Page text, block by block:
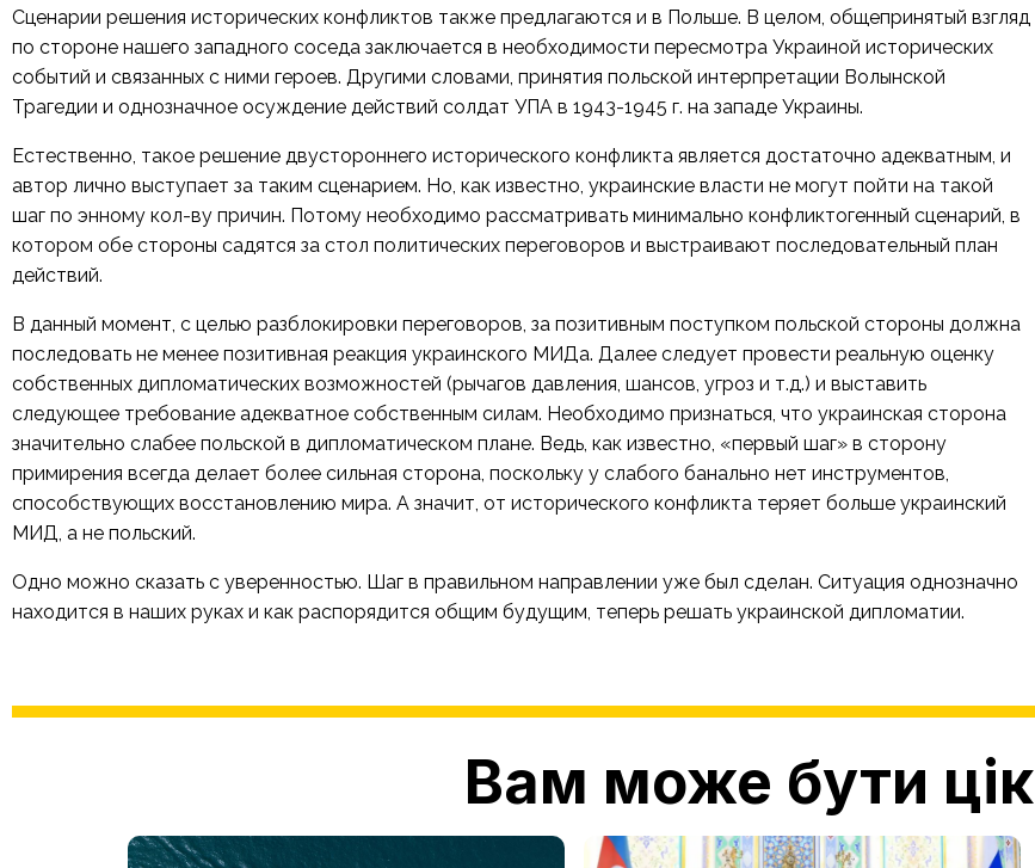
Сценарии решения исторических конфликтов также предлагаются и в Польше. В целом, общепринятый взгляд
по стороне нашего западного соседа заключается в необходимости пересмотра Украиной исторических
событий и связанных с ними героев. Другими словами, принятия польской интерпретации Волынской
Трагедии и однозначное осуждение действий солдат УПА в 1943-1945 г. на западе Украины.
Естественно, такое решение двустороннего исторического конфликта является достаточно адекватным, и
автор лично выступает за таким сценарием. Но, как известно, украинские власти не могут пойти на такой
шаг по энному кол-ву причин. Потому необходимо рассматривать минимально конфликтогенный сценарий, в
котором обе стороны садятся за стол политических переговоров и выстраивают последовательный план
действий.
В данный момент, с целью разблокировки переговоров, за позитивным поступком польской стороны должна
последовать не менее позитивная реакция украинского МИДа. Далее следует провести реальную оценку
собственных дипломатических возможностей (рычагов давления, шансов, угроз и т.д.) и выставить
следующее требование адекватное собственным силам. Необходимо признаться, что украинская сторона
значительно слабее польской в дипломатическом плане. Ведь, как известно, «первый шаг» в сторону
примирения всегда делает более сильная сторона, поскольку у слабого банально нет инструментов,
способствующих восстановлению мира. А значит, от исторического конфликта теряет больше украинский
МИД, а не польский.
Одно можно сказать с уверенностью. Шаг в правильном направлении уже был сделан. Ситуация однозначно
находится в наших руках и как распорядится общим будущим, теперь решать украинской дипломатии.
Вам може бути